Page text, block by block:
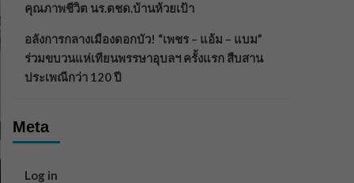
คุณภาพชีวิต นร.ตชด.บ้านห้วยเป้า
อลังการกลางเมืองดอกบัว! “เพชร – แอ้ม – แบม”
ร่วมขบวนแห่เทียนพรรษาอุบลฯ ครั้งแรก สืบสาน
ประเพณีกว่า 120 ปี
Meta
Log in